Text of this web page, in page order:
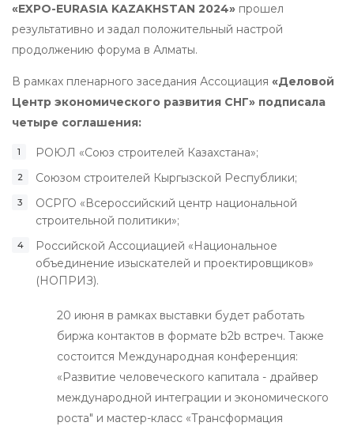
«EXPO-EURASIA KAZAKHSTAN 2024» прошел
результативно и задал положительный настрой
продолжению форума в Алматы.
В рамках пленарного заседания Ассоциация «Деловой
Центр экономического развития СНГ» подписала
четыре соглашения:
РОЮЛ «Союз строителей Казахстана»;
Союзом строителей Кыргызской Республики;
ОСРГО «Всероссийский центр национальной
строительной политики»;
Российской Ассоциацией «Национальное
объединение изыскателей и проектировщиков»
(НОПРИЗ).
20 июня в рамках выставки будет работать
биржа контактов в формате b2b встреч. Также
состоится Международная конференция:
«Развитие человеческого капитала - драйвер
международной интеграции и экономического
роста" и мастер-класс «Трансформация